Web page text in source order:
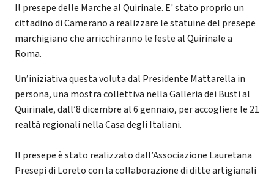
Il presepe delle Marche al Quirinale. E' stato proprio un
cittadino di Camerano a realizzare le statuine del presepe
marchigiano che arricchiranno le feste al Quirinale a
Roma.
Un’iniziativa questa voluta dal Presidente Mattarella in
persona, una mostra collettiva nella Galleria dei Busti al
Quirinale, dall’8 dicembre al 6 gennaio, per accogliere le 21
realtà regionali nella Casa degli Italiani.
Il presepe è stato realizzato dall’Associazione Lauretana
Presepi di Loreto con la collaborazione di ditte artigianali